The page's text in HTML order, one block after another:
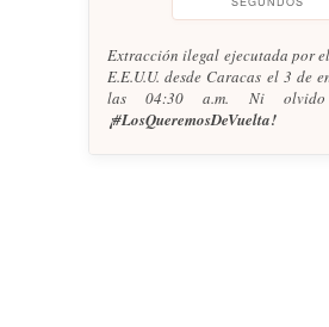
Extracción ilegal ejecutada por
E.E.U.U. desde Caracas el 3 de
las 04:30 a.m. Ni
¡#LosQueremosDeVuelta!